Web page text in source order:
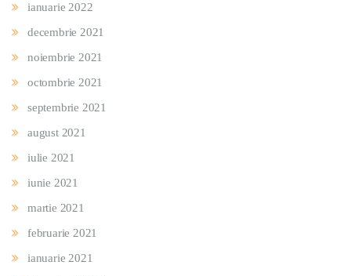
ianuarie 2022
decembrie 2021
noiembrie 2021
octombrie 2021
septembrie 2021
august 2021
iulie 2021
iunie 2021
martie 2021
februarie 2021
ianuarie 2021